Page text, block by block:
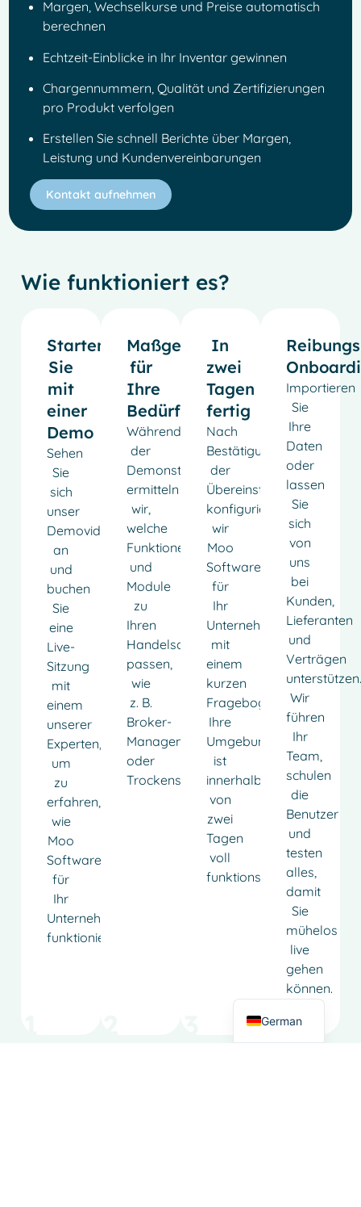
Margen, Wechselkurse und Preise automatisch
berechnen
Echtzeit-Einblicke in Ihr Inventar gewinnen
Chargennummern, Qualität und Zertifizierungen
pro Produkt verfolgen
Erstellen Sie schnell Berichte über Margen,
Leistung und Kundenvereinbarungen
Kontakt aufnehmen
Wie funktioniert es?
Starten
Sie
mit
einer
Demo
Sehen
Sie
sich
unser
Demovideo
an
und
buchen
Sie
eine
Live-
Sitzung
mit
einem
unserer
Experten,
um
zu
erfahren,
wie
Moo
Software
für
Ihr
Unternehmen
funktioniert.
Maßgeschneidert
für
Ihre
Bedürfnisse
Während
der
Demonstration
ermitteln
wir,
welche
Funktionen
und
Module
zu
Ihren
Handelsaktivitäten
passen,
wie
z. B.
Broker-
Management
oder
Trockensubstanzberechnungen.
In
zwei
Tagen
fertig
Nach
Bestätigung
der
Übereinstimmung
konfigurieren
wir
Moo
Software
für
Ihr
Unternehmen
mit
einem
kurzen
Fragebogen.
Ihre
Umgebung
ist
innerhalb
von
zwei
Tagen
voll
funktionsfähig.
Importieren
Sie
Ihre
Daten
oder
lassen
Sie
sich
von
uns
bei
Kunden,
Lieferanten
und
Verträgen
unterstützen.
Wir
führen
Ihr
Team,
schulen
die
Benutzer
und
testen
alles,
damit
Sie
mühelos
live
gehen
können.
German
English
Dutch
Spanish
French